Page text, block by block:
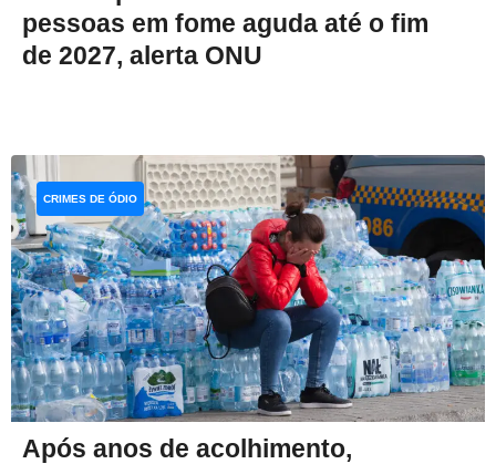
pessoas em fome aguda até o fim
de 2027, alerta ONU
Após anos de acolhimento,
CRIMES DE ÓDIO